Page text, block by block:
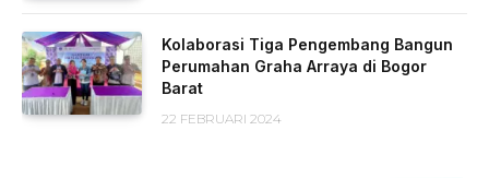
Kolaborasi Tiga Pengembang Bangun
Perumahan Graha Arraya di Bogor
Barat
22 FEBRUARI 2024